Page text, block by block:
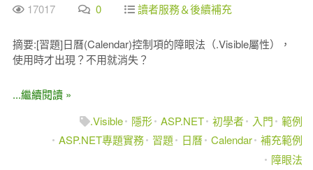
17017 0 讀者服務＆後續補充
摘要:[習題]日曆(Calendar)控制項的障眼法（.Visible屬性），
使用時才出現？不用就消失？
...繼續閱讀 »
.Visible
隱形 ASP.NET 初學者 入門
範例
ASP.NET專題實務
習題 日曆 Calendar 補充範例
障眼法